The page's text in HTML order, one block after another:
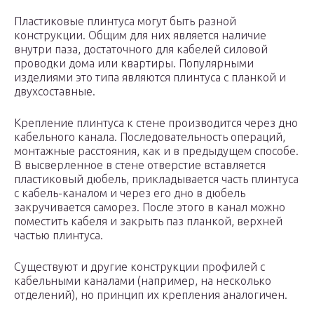
Пластиковые плинтуса могут быть разной
конструкции. Общим для них является наличие
внутри паза, достаточного для кабелей силовой
проводки дома или квартиры. Популярными
изделиями это типа являются плинтуса с планкой и
двухсоставные.
Крепление плинтуса к стене производится через дно
кабельного канала. Последовательность операций,
монтажные расстояния, как и в предыдущем способе.
В высверленное в стене отверстие вставляется
пластиковый дюбель, прикладывается часть плинтуса
с кабель-каналом и через его дно в дюбель
закручивается саморез. После этого в канал можно
поместить кабеля и закрыть паз планкой, верхней
частью плинтуса.
Существуют и другие конструкции профилей с
кабельными каналами (например, на несколько
отделений), но принцип их крепления аналогичен.